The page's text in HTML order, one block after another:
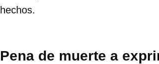
hechos.
Pena de muerte a